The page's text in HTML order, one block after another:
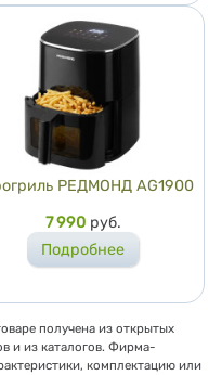
РЕДМОНД AG1900
Цена
7 990 руб.
Подробнее
получена из открытых
и из каталогов. Фирма-
комплектацию или